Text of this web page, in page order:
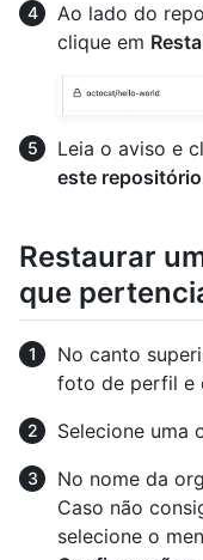
Ao lado do
clique em
Leia o aviso e
este repositório
Restaurar
que
No canto
foto de perfil e
Selecione uma
No nome da
Caso não
selecione o